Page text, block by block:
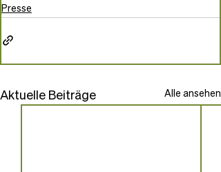
Presse
Aktuelle Beiträge Alle ansehen